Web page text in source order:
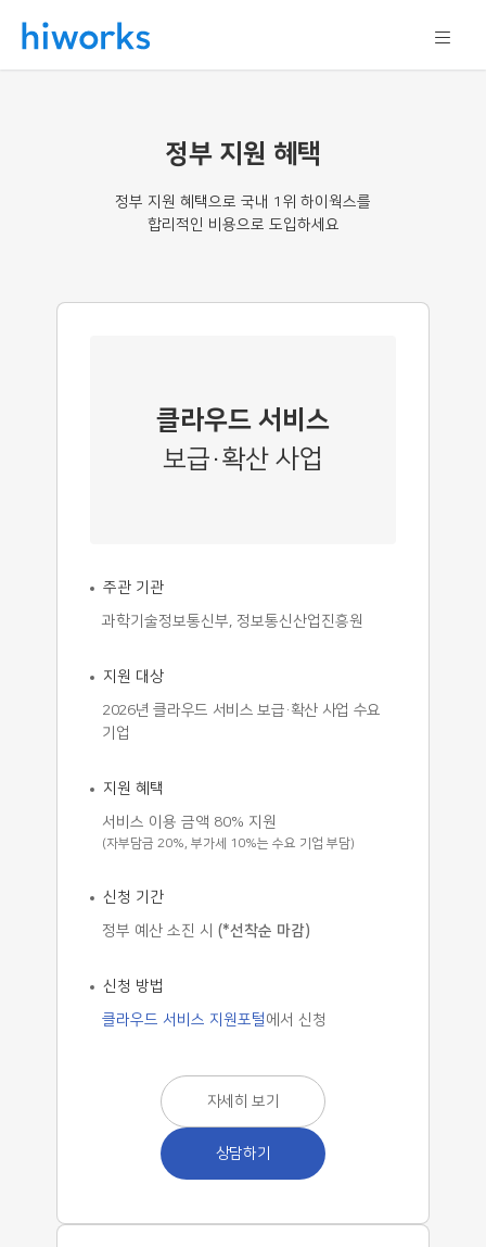
정부 지원 혜택
정부 지원 혜택으로 국내 1위 하이웍스를
합리적인 비용으로 도입하세요
클라우드 서비스
보급·확산 사업
주관 기관
과학기술정보통신부, 정보통신산업진흥원
지원 대상
2026년 클라우드 서비스 보급·확산 사업 수요
기업
지원 혜택
서비스 이용 금액 80% 지원
(자부담금 20%, 부가세 10%는 수요 기업 부담)
신청 기간
정부 예산 소진 시 (*선착순 마감)
신청 방법
클라우드 서비스 지원포털에서 신청
자세히 보기
상담하기